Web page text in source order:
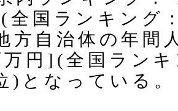
国ランキング
方自治体の年間
円](全国ラン
)となっている。